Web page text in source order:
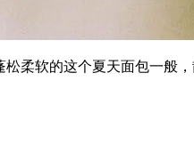
软的这个夏天面包一般，